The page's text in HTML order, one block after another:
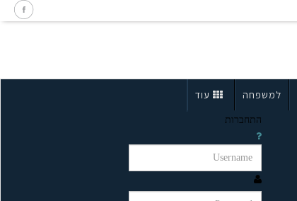
למשפחה עוד
התחברות